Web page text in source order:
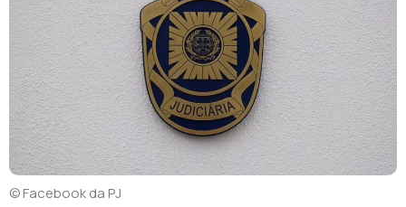
© Facebook da PJ